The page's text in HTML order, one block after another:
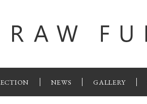
NEWS GALLERY